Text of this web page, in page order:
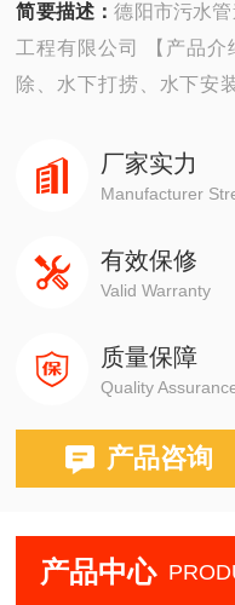
简要描述：德阳市污水
工程有限公司 【产品
除、水下打捞、水下安
测、水下封堵、水下钻
厂家实力
Manufacturer
有效保修
Valid Warranty
质量保障
Quality
产品咨询
产品中心